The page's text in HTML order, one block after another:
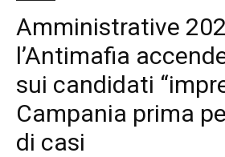
Amministrative
l’Antimafia
sui candidati
Campania prima
di casi